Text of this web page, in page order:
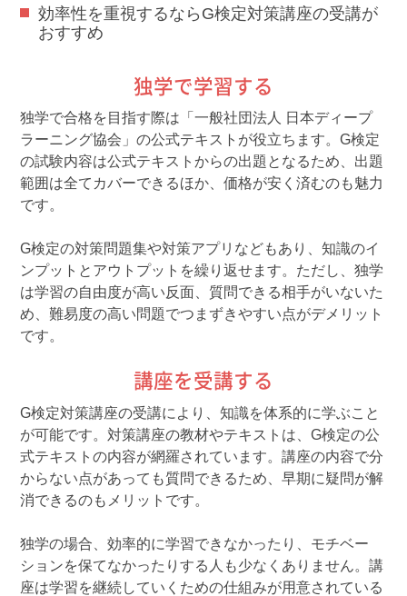
効率性を重視するならG検定対策講座の受講が
おすすめ
独学で学習する
独学で合格を目指す際は「一般社団法人 日本ディープ
ラーニング協会」の公式テキストが役立ちます。G検定
の試験内容は公式テキストからの出題となるため、出題
範囲は全てカバーできるほか、価格が安く済むのも魅力
です。
G検定の対策問題集や対策アプリなどもあり、知識のイ
ンプットとアウトプットを繰り返せます。ただし、独学
は学習の自由度が高い反面、質問できる相手がいないた
め、難易度の高い問題でつまずきやすい点がデメリット
です。
講座を受講する
G検定対策講座の受講により、知識を体系的に学ぶこと
が可能です。対策講座の教材やテキストは、G検定の公
式テキストの内容が網羅されています。講座の内容で分
からない点があっても質問できるため、早期に疑問が解
消できるのもメリットです。
独学の場合、効率的に学習できなかったり、モチベー
ションを保てなかったりする人も少なくありません。講
座は学習を継続していくための仕組みが用意されている